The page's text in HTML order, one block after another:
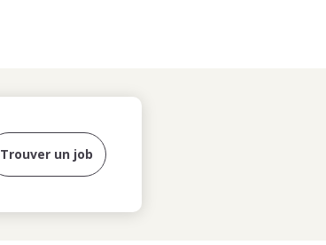
Trouver un job